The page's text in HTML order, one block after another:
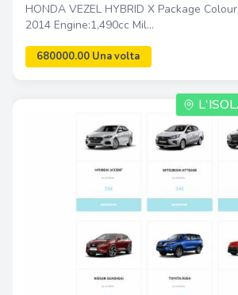
HONDA VEZEL HYBRID X Package
2014 Engine:1,490cc Mil...
680000.00 Una volta